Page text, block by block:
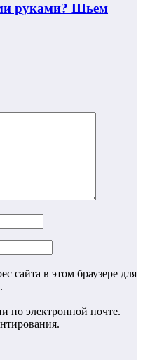
руками? Шьем
сайта в этом браузере для
по электронной почте.